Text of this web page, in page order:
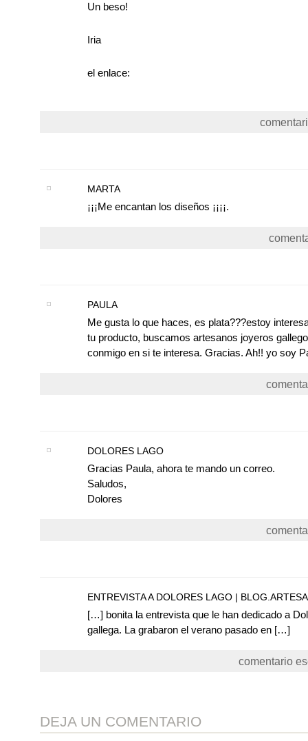
Un beso!
Iria
el enlace:
MARTA
¡¡¡Me encantan los diseños ¡¡¡¡.
PAULA
Me gusta lo que haces, es plata???estoy
tu producto, buscamos artesanos joyeros
conmigo en si te interesa. Gracias. Ah!! yo soy
DOLORES LAGO
Gracias Paula, ahora te mando un correo.
Saludos,
Dolores
ENTREVISTA A DOLORES LAGO |
[…] bonita la entrevista que le han dedicado a
gallega. La grabaron el verano pasado en […]
comentario
DEJA UN COMENTARIO